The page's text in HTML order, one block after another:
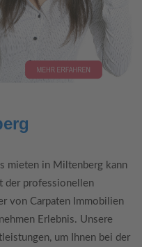
mieten in Miltenberg kann
der professionellen
von Carpaten Immobilien
Erlebnis. Unsere
um Ihnen bei der